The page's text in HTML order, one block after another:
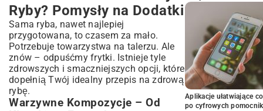
Ryby? Pomysły na Dodatki
Sama ryba, nawet najlepiej
przygotowana, to czasem za mało.
Potrzebuje towarzystwa na talerzu. Ale
znów – odpuśćmy frytki. Istnieje tyle
zdrowszych i smaczniejszych opcji, które
dopełnią Twój idealny przepis na zdrową
rybę.
Warzywne Kompozycje – Od
Aplikacje ułatwiające
po cyfrowych